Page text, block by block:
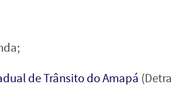
de Trânsito do Amapá